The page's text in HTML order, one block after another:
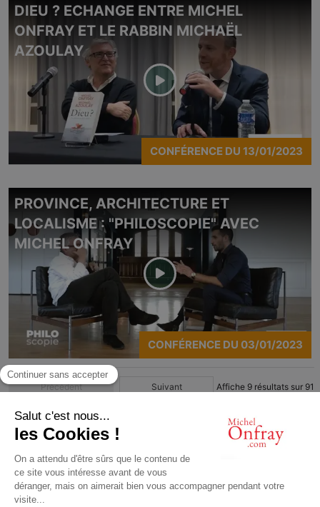
DIEU ? ECHANGE ENTRE MICHEL
ONFRAY ET LE RABBIN MICHAËL
AZOULAY
CONFÉRENCE DU 13/01/2023
PROVINCE, ARCHITECTURE ET
LOCALISME : "PHILOSCOPIE" AVEC
MICHEL ONFRAY
CONFÉRENCE DU 03/01/2023
Précédent Suivant Affiche 9 résultats sur 91
1
© Michel Onfray 2016
Conception, réalisation: Magasin Numérique